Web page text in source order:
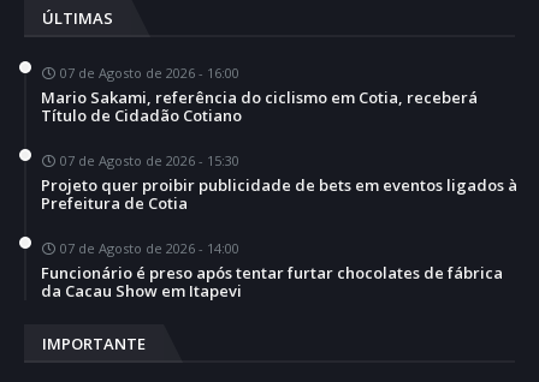
ÚLTIMAS
07 de Agosto de 2026 - 16:00
Mario Sakami, referência do ciclismo em Cotia, receberá
Título de Cidadão Cotiano
07 de Agosto de 2026 - 15:30
Projeto quer proibir publicidade de bets em eventos ligados à
Prefeitura de Cotia
07 de Agosto de 2026 - 14:00
Funcionário é preso após tentar furtar chocolates de fábrica
da Cacau Show em Itapevi
IMPORTANTE